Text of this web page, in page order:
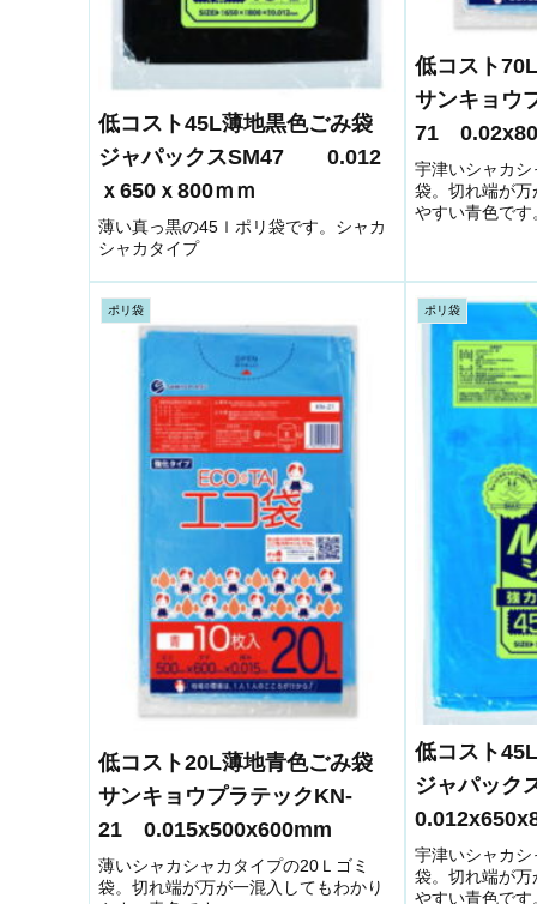
低コスト45L薄地黒色ごみ袋
ジャパックスSM47 0.012
ｘ650ｘ800ｍｍ
薄い真っ黒の45ｌポリ袋です。シャカ
シャカタイプ
低コスト
サンキョウ
71
宇津いシャカシ
袋。切れ端が万
やすい青色です
ポリ袋
低コスト20L薄地青色ごみ袋
サンキョウプラテックKN-
21 0.015x500x600mm
薄いシャカシャカタイプの20Ｌゴミ
袋。切れ端が万が一混入してもわかり
ポリ袋
低コスト
ジャパック
宇津いシャカシ
袋。切れ端が万
やすい青色です